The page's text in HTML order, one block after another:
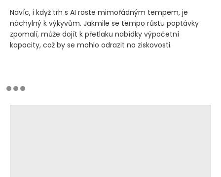
Navíc, i když trh s AI roste mimořádným tempem, je
náchylný k výkyvům. Jakmile se tempo růstu poptávky
zpomalí, může dojít k přetlaku nabídky výpočetní
kapacity, což by se mohlo odrazit na ziskovosti.